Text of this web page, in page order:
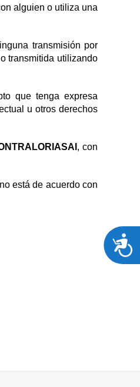
alguien o utiliza una
transmisión por
transmitida utilizando
que tenga expresa
u otros derechos
, con
está de acuerdo con